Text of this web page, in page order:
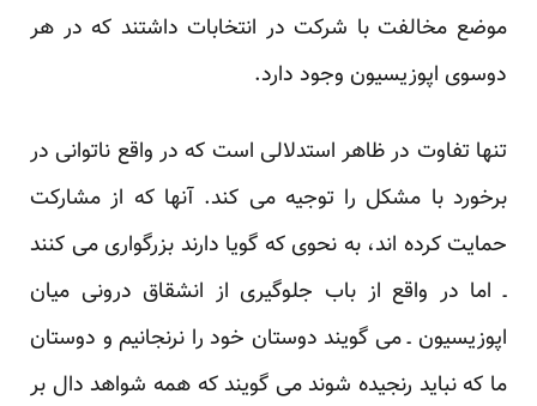
موضع مخالفت با شرکت در انتخابات داشتند که در هر
دوسوی اپوزیسیون وجود دارد.
تنها تفاوت در ظاهر استدلالی است که در واقع ناتوانی در
برخورد با مشکل را توجیه می کند. آنها که از مشارکت
حمایت کرده اند، به نحوی که گویا دارند بزرگواری می کنند
ـ اما در واقع از باب جلوگیری از انشقاق درونی میان
اپوزیسیون ـ می گویند دوستان خود را نرنجانیم و دوستان
ما که نباید رنجیده شوند می گویند که همه شواهد دال بر